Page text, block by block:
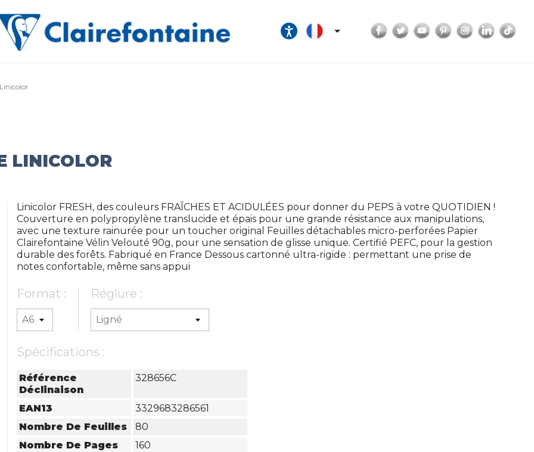
 Facebook
TwitterYouTubePinterestInstagram
LINICOLOR
Linicolor FRESH, des couleurs FRAÎCHES ET ACIDULÉES pour donner du PEPS à votre QUOTIDIEN !
Couverture en polypropylène translucide et épais pour une grande résistance aux manipulations,
avec une texture rainurée pour un toucher original Feuilles détachables micro-perforées Papier
Clairefontaine Vélin Velouté 90g, pour une sensation de glisse unique. Certifié PEFC, pour la gestion
durable des forêts. Fabriqué en France Dessous cartonné ultra-rigide : permettant une prise de
notes confortable, même sans appui
Format : Réglure :
Spécifications :
Référence
Déclinaison
328656C
EAN13
3329683286561
Nombre De Feuilles
80
Nombre De Pages
160